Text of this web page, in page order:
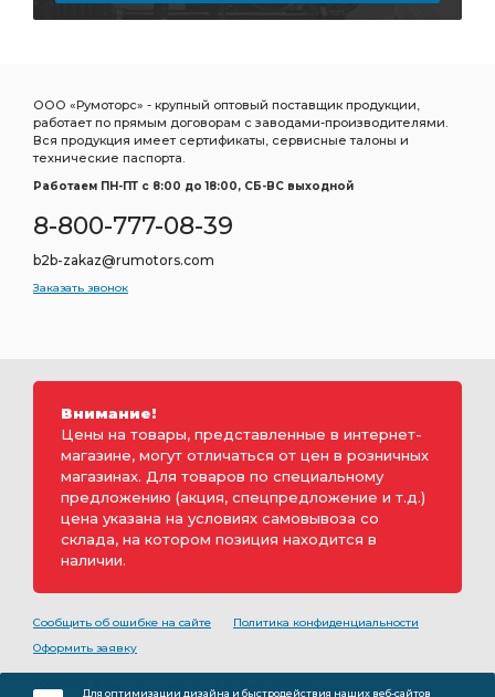
ООО «Румоторс» - крупный оптовый поставщик продукции,
работает по прямым договорам с заводами-производителями.
Вся продукция имеет сертификаты, сервисные талоны и
технические паспорта.
Работаем ПН-ПТ c 8:00 до 18:00, СБ-ВС выходной
8-800-777-08-39
b2b-zakaz@rumotors.com
Заказать звонок
Внимание!
Цены на товары, представленные в интернет-
магазине, могут отличаться от цен в розничных
магазинах. Для товаров по специальному
предложению (акция, спецпредложение и т.д.)
цена указана на условиях самовывоза со
склада, на котором позиция находится в
наличии.
Сообщить об ошибке на сайте
Политика конфиденциальности
Оформить заявку
Для оптимизации дизайна и быстродействия наших веб-сайтов